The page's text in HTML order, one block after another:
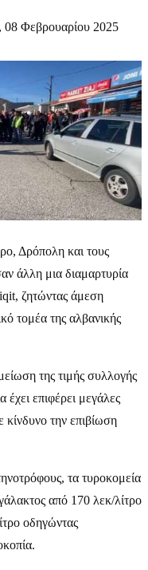
08 Φεβρουαρίου 2025
Δρόπολη και τους
άλλη μια διαμαρτυρία
ζητώντας άμεση
τομέα της αλβανικής
της τιμής συλλογής
επιφέρει μεγάλες
κίνδυνο την επιβίωση
τα τυροκομεία
από 170 λεκ/λίτρο
οδηγώντας